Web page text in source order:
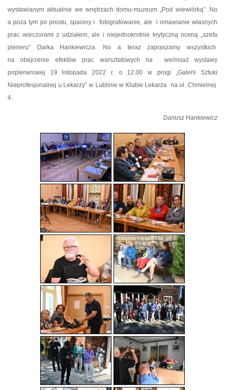
wystawianym aktualnie we wnętrzach domu-muzeum „Pod wiewiórką”. No
a poza tym po prostu, spacery i
fotografowanie, ale
i omawianie własnych
prac wieczorami z udziałem, ale i niejednokrotnie krytyczną oceną „szefa
pleneru” Darka Hankiewicza. No a teraz zapraszamy wszystkich
na obejrzenie efektów prac warsztatowych na
wernisaż wystawy
poplenerowej 19 listopada 2022 r. o 12.00 w progi „Galerii Sztuki
Nieprofesjonalnej u Lekarzy” w Lublinie w Klubie Lekarza na ul. Chmielnej
4.
Dariusz Hankiewicz